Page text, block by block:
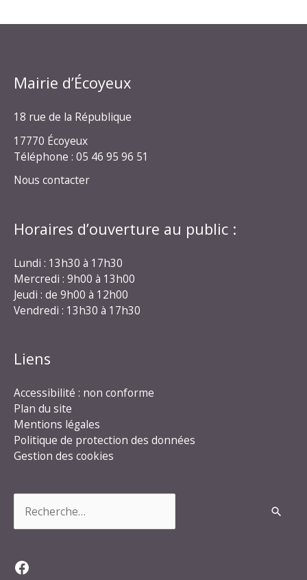
Mairie d’Écoyeux
18 rue de la République
17770 Écoyeux
Téléphone : 05 46 95 96 51
Nous contacter
Horaires d’ouverture au public :
Lundi : 13h30 à 17h30
Mercredi : 9h00 à 13h00
Jeudi : de 9h00 à 12h00
Vendredi : 13h30 à 17h30
Liens
Accessibilité : non conforme
Plan du site
Mentions légales
Politique de protection des données
Gestion des cookies
Facebook